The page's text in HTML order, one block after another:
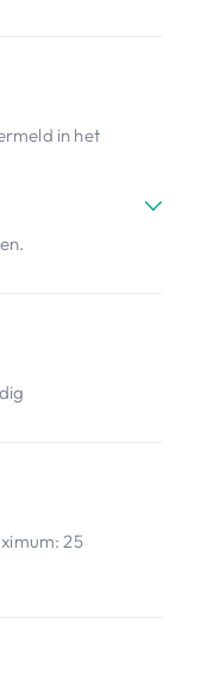
in het
25